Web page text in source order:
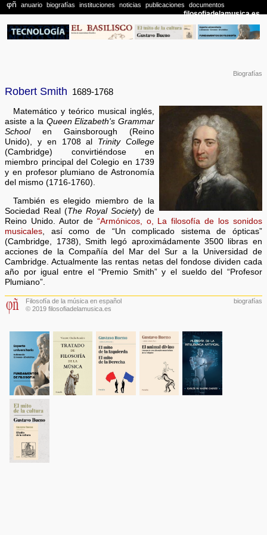
Biografías
Robert Smith 1689-1768
Matemático y teórico musical inglés,
asiste a la Queen Elizabeth's Grammar
Schoolen Gainsborough (Reino
Unido), y en 1708 al Trinity College
(Cambridge) convirtiéndose en
miembro principal del Colegio en 1739
y en profesor plumiano de Astronomía
del mismo (1716-1760).
También es elegido miembro de la
Sociedad Real (The Royal Society) de
Reino Unido. Autor de “Armónicos, o, La filosofía de los sonidos
musicales , así como de “Un complicado sistema de ópticas”
(Cambridge, 1738), Smith legó aproximádamente 3500 libras en
acciones de la Compañía del Mar del Sur a la Universidad de
Cambridge. Actualmente las rentas netas del fondose dividen cada
año por igual entre el “Premio Smith” y el sueldo del “Profesor
Plumiano”.
Filosofía de la música en español
© 2019 filosofiadelamusica.es
biografías